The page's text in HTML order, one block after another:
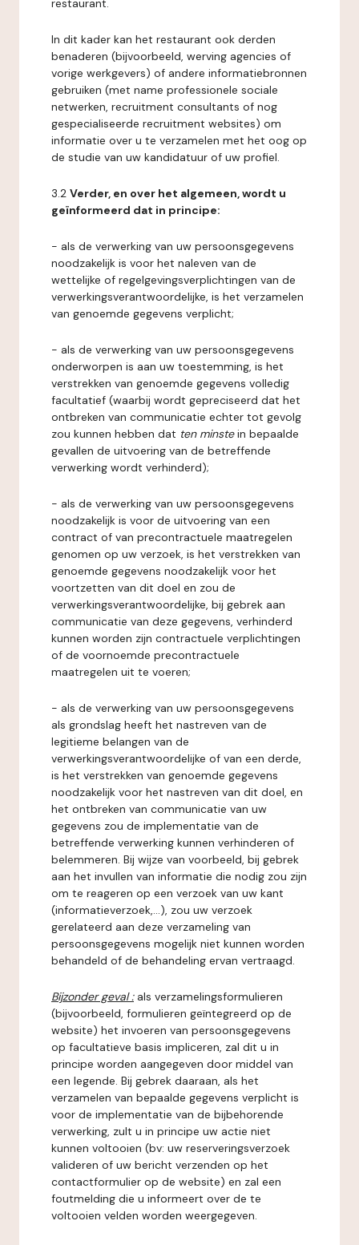
restaurant.
In dit kader kan het restaurant ook derden
benaderen (bijvoorbeeld, werving agencies of
vorige werkgevers) of andere informatiebronnen
gebruiken (met name professionele sociale
netwerken, recruitment consultants of nog
gespecialiseerde recruitment websites) om
informatie over u te verzamelen met het oog op
de studie van uw kandidatuur of uw profiel.
3.2 Verder, en over het algemeen, wordt u
geïnformeerd dat in principe:
- als de verwerking van uw persoonsgegevens
noodzakelijk is voor het naleven van de
wettelijke of regelgevingsverplichtingen van de
verwerkingsverantwoordelijke, is het verzamelen
van genoemde gegevens verplicht;
- als de verwerking van uw persoonsgegevens
onderworpen is aan uw toestemming, is het
verstrekken van genoemde gegevens volledig
facultatief (waarbij wordt gepreciseerd dat het
ontbreken van communicatie echter tot gevolg
zou kunnen hebben dat ten minstein bepaalde
gevallen de uitvoering van de betreffende
verwerking wordt verhinderd);
- als de verwerking van uw persoonsgegevens
noodzakelijk is voor de uitvoering van een
contract of van precontractuele maatregelen
genomen op uw verzoek, is het verstrekken van
genoemde gegevens noodzakelijk voor het
voortzetten van dit doel en zou de
verwerkingsverantwoordelijke, bij gebrek aan
communicatie van deze gegevens, verhinderd
kunnen worden zijn contractuele verplichtingen
of de voornoemde precontractuele
maatregelen uit te voeren;
- als de verwerking van uw persoonsgegevens
als grondslag heeft het nastreven van de
legitieme belangen van de
verwerkingsverantwoordelijke of van een derde,
is het verstrekken van genoemde gegevens
noodzakelijk voor het nastreven van dit doel, en
het ontbreken van communicatie van uw
gegevens zou de implementatie van de
betreffende verwerking kunnen verhinderen of
belemmeren. Bij wijze van voorbeeld, bij gebrek
aan het invullen van informatie die nodig zou zijn
om te reageren op een verzoek van uw kant
(informatieverzoek,...), zou uw verzoek
gerelateerd aan deze verzameling van
persoonsgegevens mogelijk niet kunnen worden
behandeld of de behandeling ervan vertraagd.
Bijzonder geval : als verzamelingsformulieren
(bijvoorbeeld, formulieren geïntegreerd op de
website) het invoeren van persoonsgegevens
op facultatieve basis impliceren, zal dit u in
principe worden aangegeven door middel van
een legende. Bij gebrek daaraan, als het
verzamelen van bepaalde gegevens verplicht is
voor de implementatie van de bijbehorende
verwerking, zult u in principe uw actie niet
kunnen voltooien (bv: uw reserveringsverzoek
valideren of uw bericht verzenden op het
contactformulier op de website) en zal een
foutmelding die u informeert over de te
voltooien velden worden weergegeven.